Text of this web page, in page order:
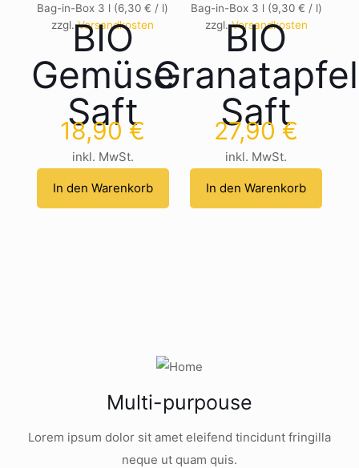
Bag-in-Box 3 l (6,30€ / l)
zzgl.Versandkosten
BIO
Gemüse
Saft
18,90€
inkl. MwSt.
In den Warenkorb
Bag-in-Box 3 l(9,30 € / l)
zzgl.Versandkosten
BIO
Granatapfel
Saft
27,90 €
inkl. MwSt.
In den Warenkorb
Multi-purpouse
Lorem ipsum dolor sit amet eleifend tincidunt fringilla
neque ut quam quis.